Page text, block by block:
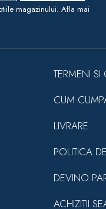
magazinului. Afla mai
TERMENI SI
CUM
LIVRARE
POLITICA
DEVINO
ACHIZITII